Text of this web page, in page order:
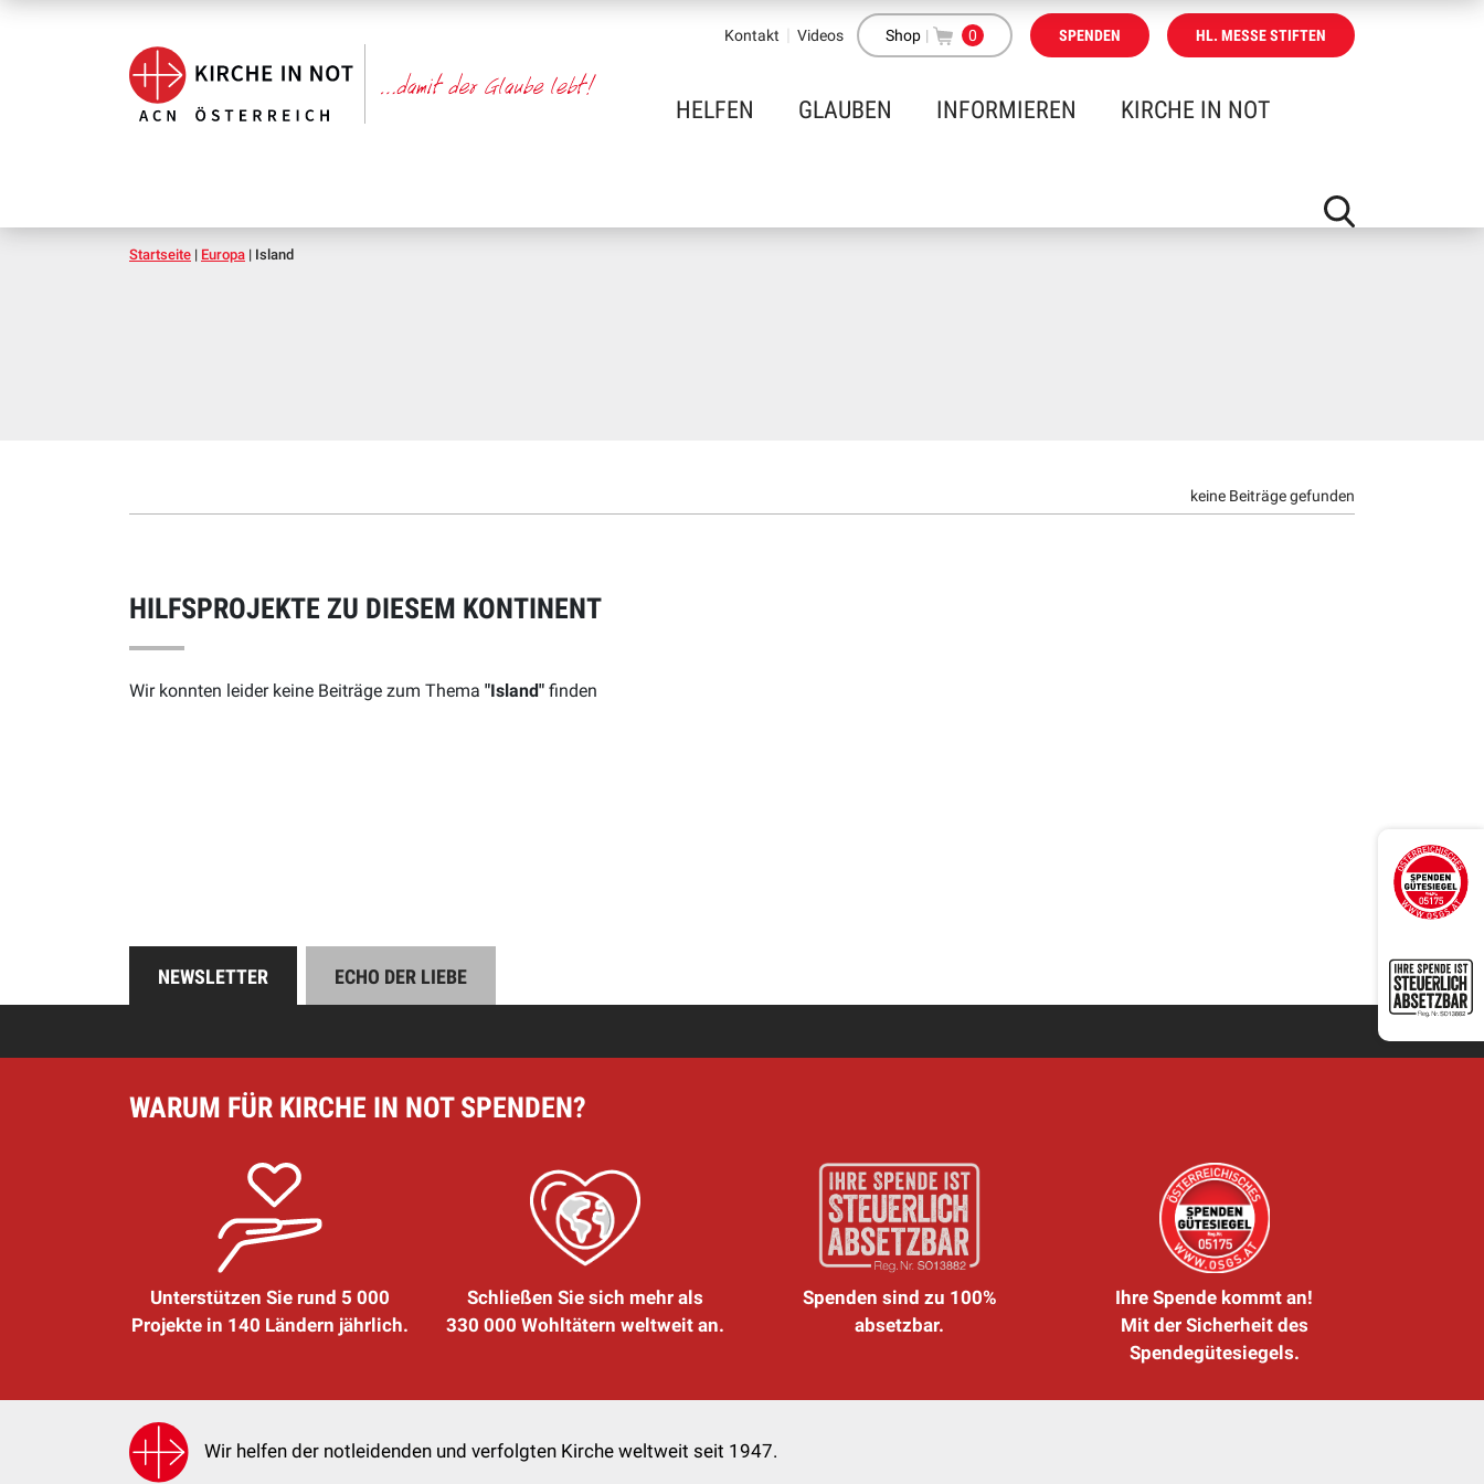
Kontakt Videos Shop | 0 SPENDEN HL. MESSE STIFTEN
HELFEN GLAUBEN INFORMIEREN KIRCHE IN NOT
Startseite | Europa | Island
keine Beiträge gefunden
HILFSPROJEKTE ZU DIESEM KONTINENT
Wir konnten leider keine Beiträge zum Thema "Island" finden
Unterstützen Sie unsere Arbeit mit einer Spende – schnell und einfach online!
NEWSLETTER ECHO DER LIEBE
WARUM FÜR KIRCHE IN NOT SPENDEN?
Unterstützen Sie rund 5 000
Projekte in 140 Ländern jährlich.
Schließen Sie sich mehr als
330 000 Wohltätern weltweit an.
Spenden sind zu 100%
absetzbar.
Ihre Spende kommt an!
Mit der Sicherheit des
Spendegütesiegels.
Wir helfen der notleidenden und verfolgten Kirche weltweit seit 1947.